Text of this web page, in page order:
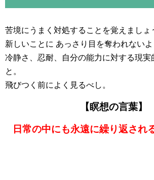
苦境にうまく対処することを覚えましょ
新しいことに あっさり目を奪われないよ
冷静さ、忍耐、自分の能力に対する現実
と。
飛びつく前によく見るべし。
【瞑想の言葉】
日常の中にも永遠に繰り返され